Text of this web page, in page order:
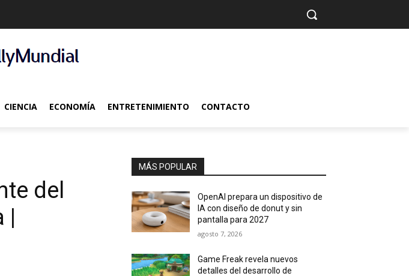
CIENCIA ECONOMÍA ENTRETENIMIENTO CONTACTO
del
|
MÁS POPULAR
OpenAI prepara un dispositivo de
IA con diseño de donut y sin
pantalla para 2027
agosto 7, 2026
Game Freak revela nuevos
detalles del desarrollo de